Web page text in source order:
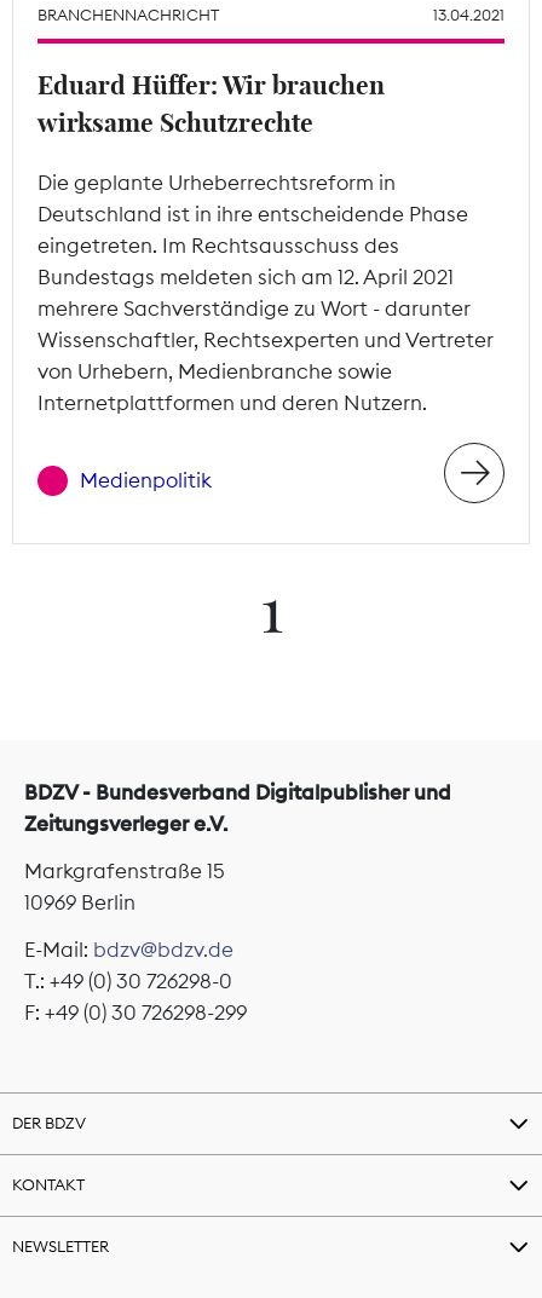
BRANCHENNACHRICHT 13.04.2021
Eduard Hüffer: Wir brauchen
wirksame Schutzrechte
Die geplante Urheberrechtsreform in
Deutschland ist in ihre entscheidende Phase
eingetreten. Im Rechtsausschuss des
Bundestags meldeten sich am 12. April 2021
mehrere Sachverständige zu Wort - darunter
Wissenschaftler, Rechtsexperten und Vertreter
von Urhebern, Medienbranche sowie
Internetplattformen und deren Nutzern.
Medienpolitik
1
BDZV - Bundesverband Digitalpublisher und
Zeitungsverleger e.V.
Markgrafenstraße 15
10969 Berlin
E-Mail: bdzv@bdzv.de
T.: +49 (0) 30 726298-0
F: +49 (0) 30 726298-299
DER BDZV
KONTAKT
NEWSLETTER